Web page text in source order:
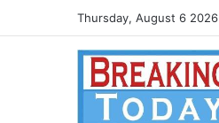
Thursday, August 6 2026